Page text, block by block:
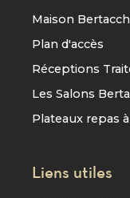
Maison
Plan d'accès
Réceptions
Les Salons
Plateaux repas
Liens utiles